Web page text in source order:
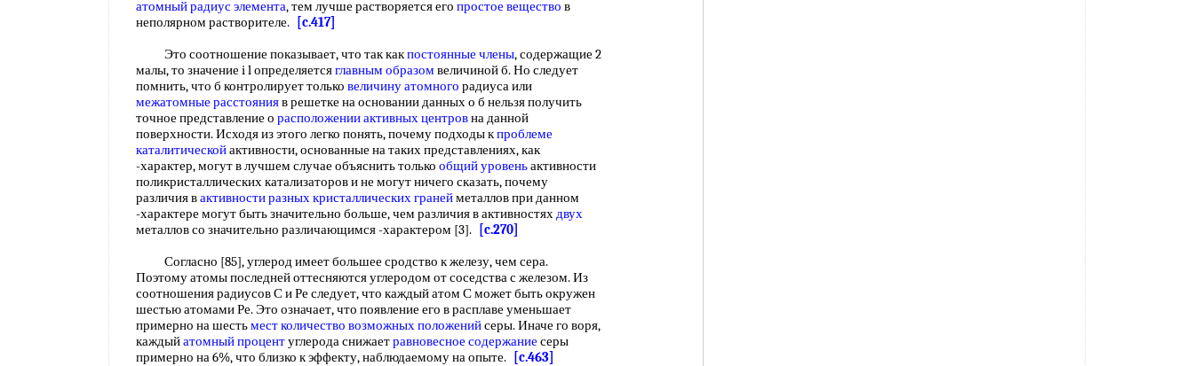
атомный радиус элемента, тем лучше растворяется его простое вещество в
неполярном растворителе.
[c.417]
Это соотношение показывает, что так какпостоянные члены, содержащие 2
малы, то значение i l определяетсяглавным образом величиной б. Но следует
помнить, что б контролирует только величину атомного радиуса или
межатомные расстоянияв решетке на основании данных о б нельзя получить
точное представление о расположении активных центровна данной
поверхности. Исходя из этого легко понять, почему подходы кпроблеме
каталитическойактивности, основанные на таких представлениях, как
-характер, могут в лучшем случае объяснить только общий уровеньактивности
поликристаллических катализаторов и не могут ничего сказать, почему
различия вактивности разныхкристаллических гранейметаллов при данном
-характере могут быть значительно больше, чем различия в активностяхдвух
металлов со значительно различающимся -характером [3].
[c.270]
Согласно [85], углерод имеет большее сродство к железу, чем сера.
Поэтому атомы последней оттесняются углеродом от соседства с железом. Из
соотношения радиусов С и Ре следует, что каждый атом С может быть окружен
шестью атомами Ре. Это означает, что появление его в расплаве уменьшает
примерно на шестьмест количество возможных положенийсеры. Иначе го воря,
каждыйатомный процентуглерода снижаетравновесное содержание серы
примерно на 6%, что близко к эффекту, наблюдаемому на опыте.
[c.463]